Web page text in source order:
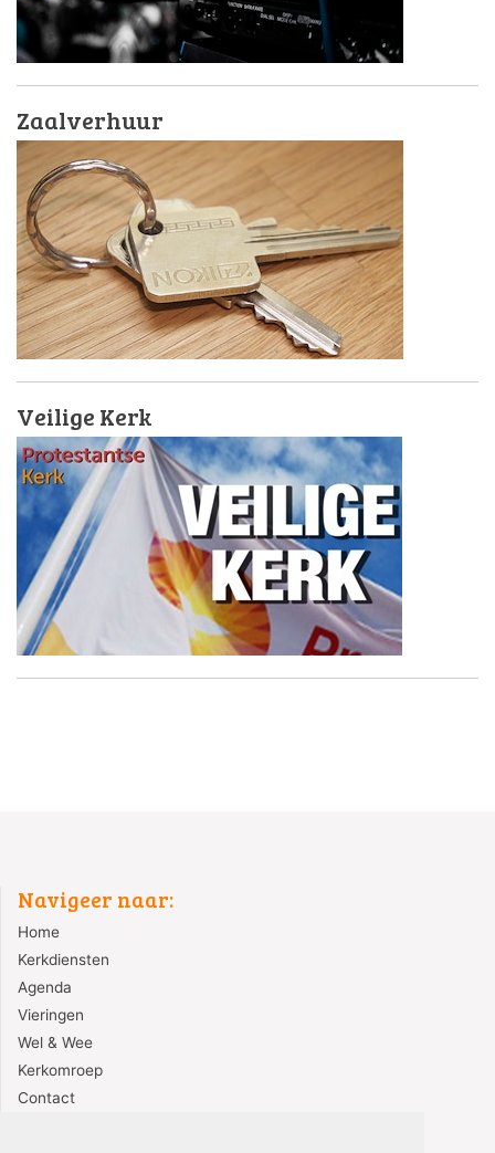
Zaalverhuur
Veilige Kerk
Navigeer naar:
Home
Kerkdiensten
Agenda
Vieringen
Wel & Wee
Kerkomroep
Contact